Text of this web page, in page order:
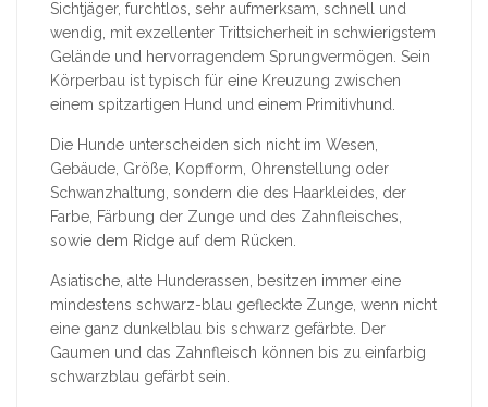
Sichtjäger, furchtlos, sehr aufmerksam, schnell und
wendig, mit exzellenter Trittsicherheit in schwierigstem
Gelände und hervorragendem Sprungvermögen. Sein
Körperbau ist typisch für eine Kreuzung zwischen
einem spitzartigen Hund und einem Primitivhund.
Die Hunde unterscheiden sich nicht im Wesen,
Gebäude, Größe, Kopfform, Ohrenstellung oder
Schwanzhaltung, sondern die des Haarkleides, der
Farbe, Färbung der Zunge und des Zahnfleisches,
sowie dem Ridge auf dem Rücken.
Asiatische, alte Hunderassen, besitzen immer eine
mindestens schwarz-blau gefleckte Zunge, wenn nicht
eine ganz dunkelblau bis schwarz gefärbte. Der
Gaumen und das Zahnfleisch können bis zu einfarbig
schwarzblau gefärbt sein.